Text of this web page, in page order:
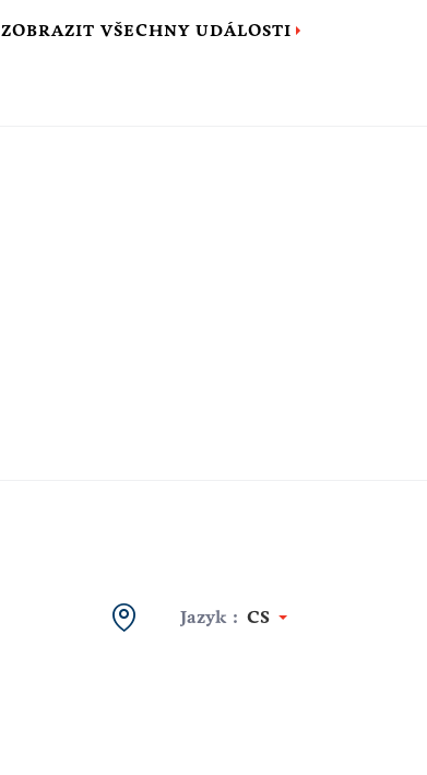
ZOBRAZIT VŠECHNY UDÁLOSTI
Jazyk : CS